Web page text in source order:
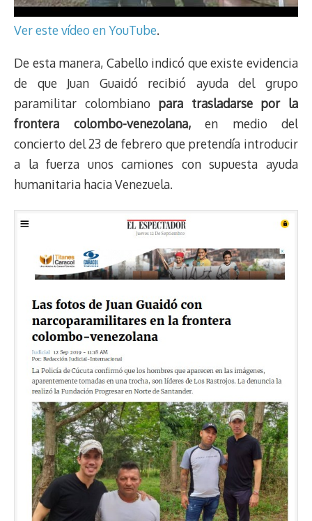
Ver este vídeo en YouTube.
De esta manera, Cabello indicó que existe evidencia
de que Juan Guaidó recibió ayuda del grupo
paramilitar colombiano para trasladarse por la
frontera colombo-venezolana,en medio del
concierto del 23 de febrero que pretendía introducir
a la fuerza unos camiones con supuesta ayuda
humanitaria hacia Venezuela.